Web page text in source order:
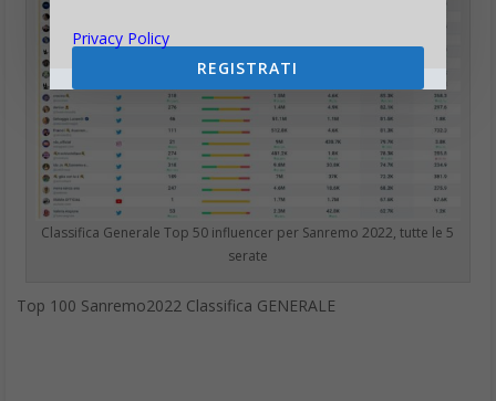
Classifica Generale Top 50 influencer per Sanremo 2022, tutte le 5
serate
Top 100 Sanremo2022 Classifica GENERALE
Privacy Policy
REGISTRATI